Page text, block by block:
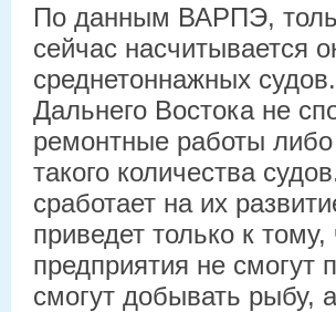
По данным ВАРПЭ,
сейчас насчитывается
среднетоннажных
Дальнего Востока не
ремонтные работы
такого количества
сработает на их
приведет только к
предприятия не смогут
смогут добывать рыбу,